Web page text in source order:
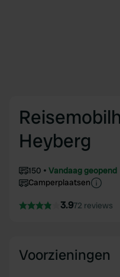
Heyberg
150
Vandaag geopend
Camperplaatsen
3.972 reviews
Voorzieningen